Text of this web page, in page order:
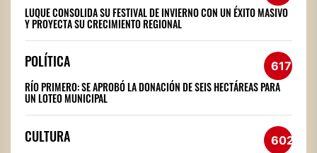
LUQUE CONSOLIDA SU FESTIVAL DE INVIERNO CON UN ÉXITO MASIVO
Y PROYECTA SU CRECIMIENTO REGIONAL
POLÍTICA 617
RÍO PRIMERO: SE APROBÓ LA DONACIÓN DE SEIS HECTÁREAS PARA
UN LOTEO MUNICIPAL
CULTURA 602